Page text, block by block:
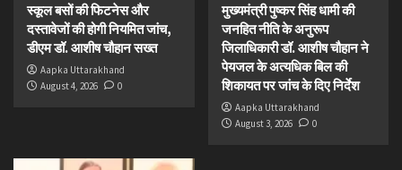
स्कूल बसों की फिटनेस और
दस्तावेजों की होगी नियमित जांच,
डीएम डॉ. आशीष चौहान सख्त
Aapka Uttarakhand
August 4, 2026
0
मुख्यमंत्री पुष्कर सिंह धामी की
जनहित नीति के अनुरूप
जिलाधिकारी डॉ. आशीष चौहान ने
पेयजल के अत्यधिक बिल की
शिकायत पर जांच के दिए निर्देश
Aapka Uttarakhand
August 3, 2026
0